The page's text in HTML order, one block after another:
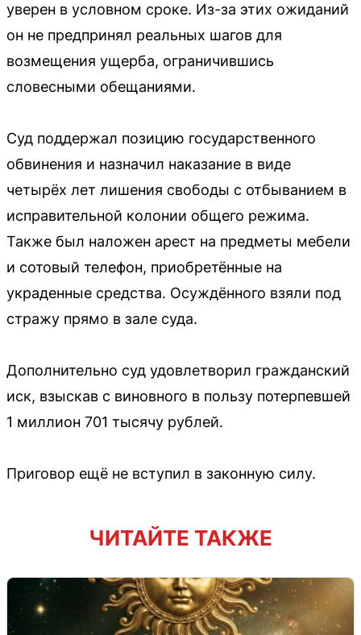
уверен в условном сроке. Из-за этих ожиданий
он не предпринял реальных шагов для
возмещения ущерба, ограничившись
словесными обещаниями.
Суд поддержал позицию государственного
обвинения и назначил наказание в виде
четырёх лет лишения свободы с отбыванием в
исправительной колонии общего режима.
Также был наложен арест на предметы мебели
и сотовый телефон, приобретённые на
украденные средства. Осуждённого взяли под
стражу прямо в зале суда.
Дополнительно суд удовлетворил гражданский
иск, взыскав с виновного в пользу потерпевшей
1 миллион 701 тысячу рублей.
Приговор ещё не вступил в законную силу.
ЧИТАЙТЕ ТАКЖЕ